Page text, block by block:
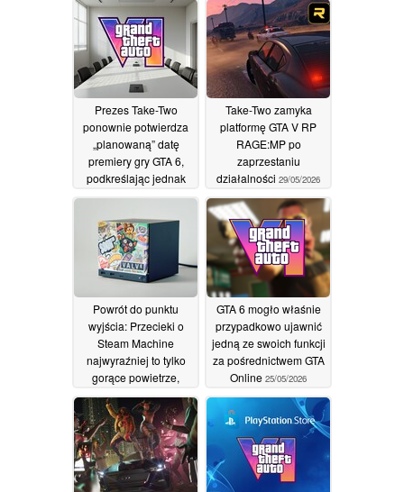
Prezes Take-Two
ponownie potwierdza
„planowaną” datę
premiery gry GTA 6,
podkreślając jednak
wysoką sprzedaż tytułu
Take-Two zamyka
platformę GTA V RP
RAGE:MP po
zaprzestaniu
działalności 29/05/2026
Powrót do punktu
wyjścia: Przecieki o
Steam Machine
najwyraźniej to tylko
gorące powietrze,
rosną obawy o cenę
28/05/2026
GTA 6 mogło właśnie
przypadkowo ujawnić
jedną ze swoich funkcji
za pośrednictwem GTA
Online 25/05/2026